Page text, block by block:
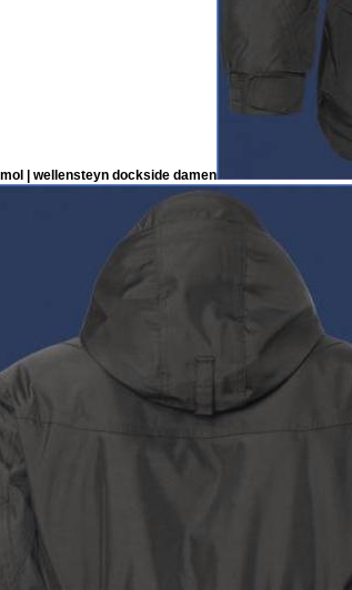
| wellensteyn dockside damen